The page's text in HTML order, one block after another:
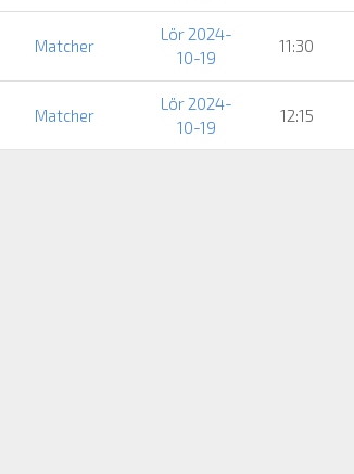
Matcher
Lör 2024-
10-19
11:30
Matcher
Lör 2024-
10-19
12:15